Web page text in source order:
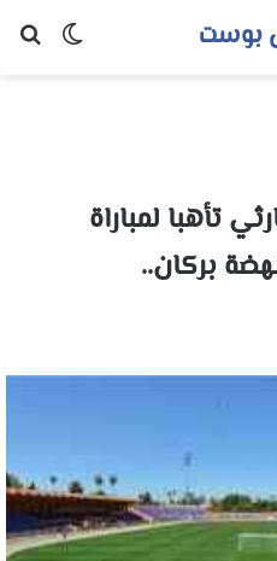
الوضع
بوست
تأهبا لمباراة
بركان..